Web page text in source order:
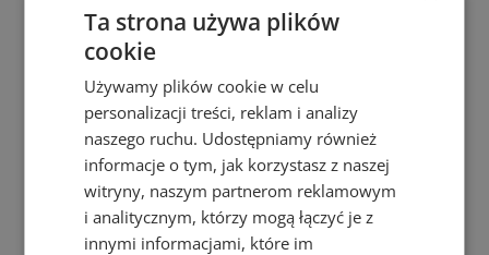
WYCISKACZ
DO
CZOSNKU
WYCISKARKA
PRASKA
ZGNIATACZ
HANDY
CHOPPING
BOARD
HACCP
DAIRY
PRODUCTS
zł9.99
Add to cart
Ta strona używa plików
cookie
Używamy plików cookie w celu
personalizacji treści, reklam i analizy
naszego ruchu. Udostępniamy również
informacje o tym, jak korzystasz z naszej
witryny, naszym partnerom reklamowym
i analitycznym, którzy mogą łączyć je z
innymi informacjami, które im